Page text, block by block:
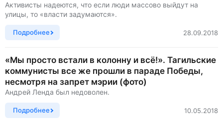
Активисты надеются, что если люди массово выйдут на
улицы, то «власти задумаются».
Подробнее 28.09.2018
«Мы просто встали в колонну и всё!». Тагильские
коммунисты все же прошли в параде Победы,
несмотря на запрет мэрии (фото)
Андрей Ленда был недоволен.
Подробнее 10.05.2018